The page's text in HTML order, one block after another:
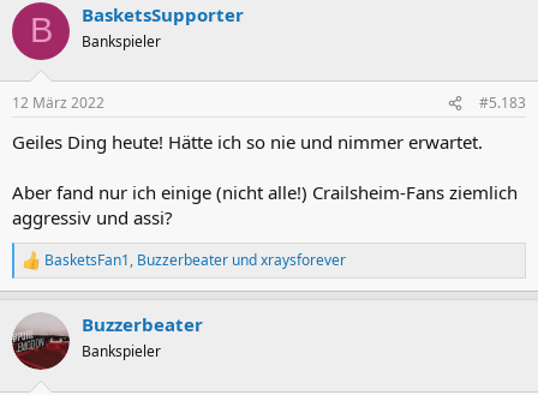
k
i
e
:
B BasketsSupporter
Bankspieler
12 März 2022 #5.183
Geiles Ding heute! Hätte ich so nie und nimmer erwartet.
Aber fand nur ich einige (nicht alle!) Crailsheim-Fans ziemlich
aggressiv und assi?
R
e
k
t
i
BasketsFan1, Buzzerbeater undxraysforever
Buzzerbeater
Bankspieler